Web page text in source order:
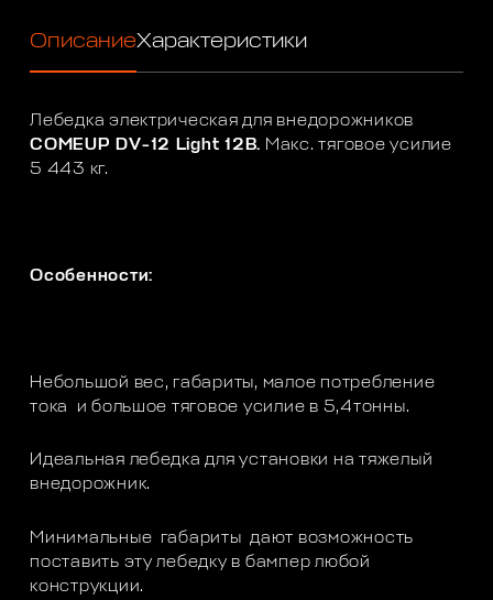
ОписаниеХарактеристики
Лебедка электрическая для внедорожников
COMEUP DV-12 Light 12В. Макс. тяговое усилие
5 443 кг.
Особенности:
Небольшой вес, габариты, малое потребление
тока и большое тяговое усилие в 5,4тонны.
Идеальная лебедка для установки на тяжелый
внедорожник.
Минимальные габариты дают возможность
поставить эту лебедку в бампер любой
конструкции.